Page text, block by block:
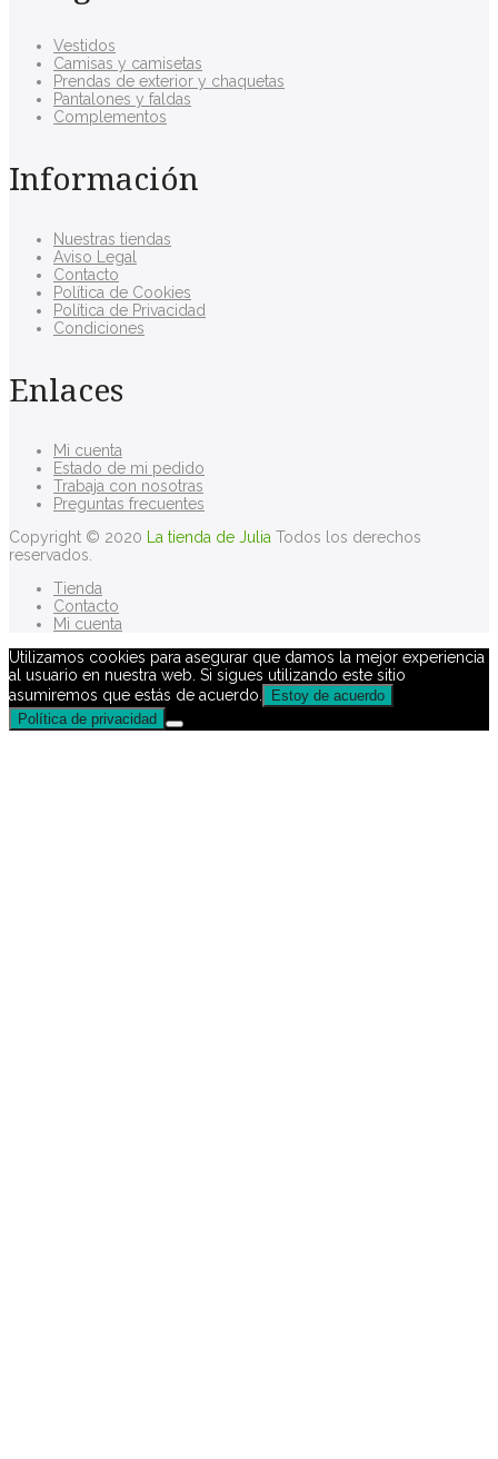
Vestidos
Camisas y camisetas
Prendas de exterior y chaquetas
Pantalones y faldas
Complementos
Información
Nuestras tiendas
Aviso Legal
Contacto
Política de Cookies
Política de Privacidad
Condiciones
Enlaces
Mi cuenta
Estado de mi pedido
Trabaja con nosotras
Preguntas frecuentes
Copyright © 2020 La tienda de Julia Todos los derechos
reservados.
Tienda
Contacto
Mi cuenta
Utilizamos cookies para asegurar que damos la mejor experiencia
al usuario en nuestra web. Si sigues utilizando este sitio
asumiremos que estás de acuerdo.
Estoy de acuerdo
Política de privacidad